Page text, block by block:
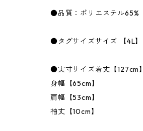
●品質：ポリエステル
●タグサイズサイズ 【4L】
●実寸サイズ着丈【127cm】
身幅【65cm】
肩幅【53cm】
袖丈【10cm】